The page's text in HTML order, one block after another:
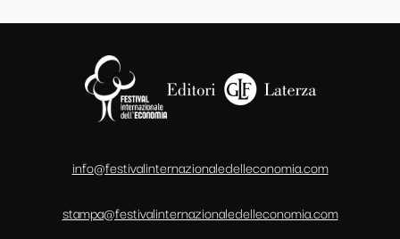
info@festivalinternazionaledelleconomia.com
stampa@festivalinternazionaledelleconomia.com